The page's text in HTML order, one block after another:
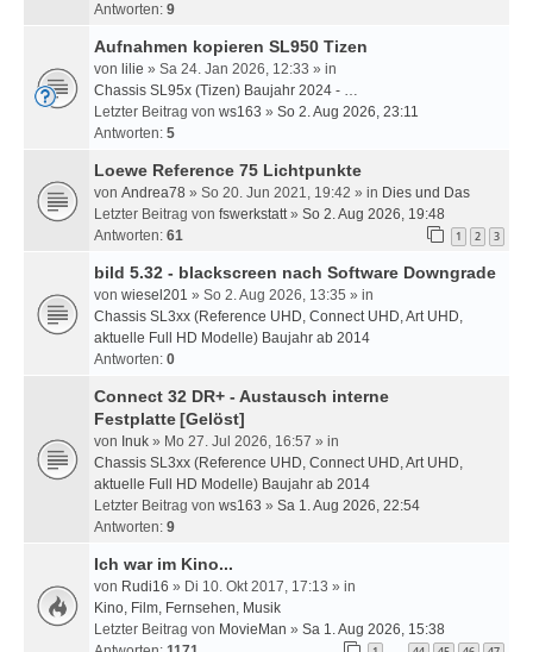
Antworten: 9
Aufnahmen kopieren SL950 Tizen
von lilie » Sa 24. Jan 2026, 12:33 » in
Chassis SL95x (Tizen) Baujahr 2024 - …
Letzter Beitrag von ws163 » So 2. Aug 2026, 23:11
Antworten: 5
Loewe Reference 75 Lichtpunkte
von Andrea78 » So 20. Jun 2021, 19:42 » in Dies und Das
Letzter Beitrag von fswerkstatt» So 2. Aug 2026, 19:48
Antworten: 61 1 2 3
bild 5.32 - blackscreen nach Software Downgrade
von wiesel201 » So 2. Aug 2026, 13:35 » in
Chassis SL3xx (Reference UHD, Connect UHD, Art UHD,
aktuelle Full HD Modelle) Baujahr ab 2014
Antworten: 0
Connect 32 DR+ - Austausch interne
Festplatte[Gelöst]
von Inuk » Mo 27. Jul 2026, 16:57 » in
Chassis SL3xx (Reference UHD, Connect UHD, Art UHD,
aktuelle Full HD Modelle) Baujahr ab 2014
Letzter Beitrag von ws163 » Sa 1. Aug 2026, 22:54
Antworten: 9
Ich war im Kino...
von Rudi16 » Di 10. Okt 2017, 17:13 » in
Kino, Film, Fernsehen, Musik
Letzter Beitrag von MovieMan » Sa 1. Aug 2026, 15:38